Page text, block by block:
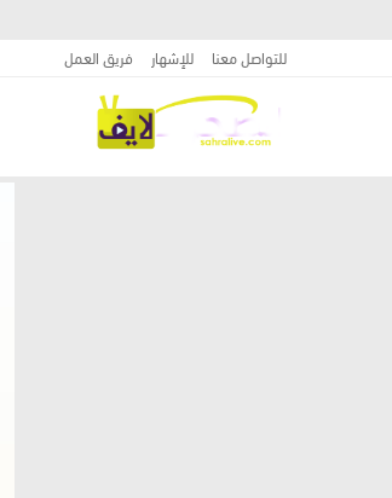
للتواصل معنا للإشهار فريق العمل